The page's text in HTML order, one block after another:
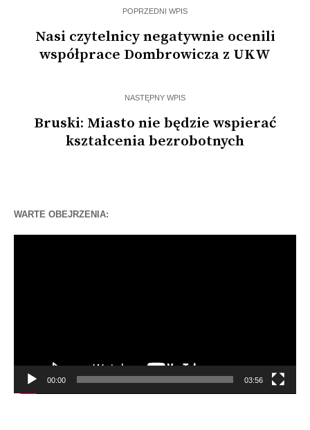
POPRZEDNI WPIS
Nasi czytelnicy negatywnie ocenili
współprace Dombrowicza z UKW
NASTĘPNY WPIS
Bruski: Miasto nie będzie wspierać
kształcenia bezrobotnych
WARTE OBEJRZENIA:
00:00 03:56